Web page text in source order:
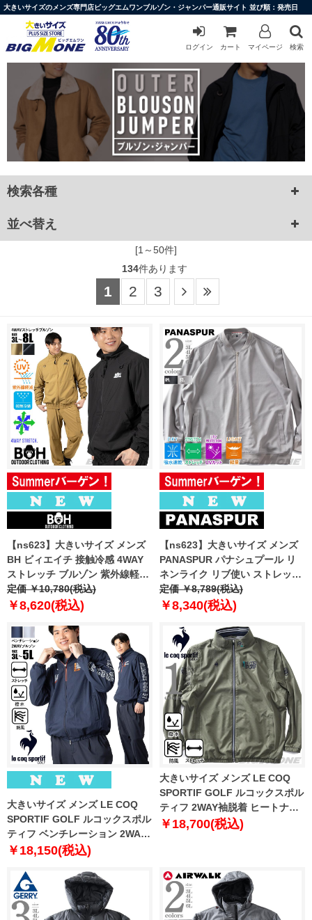
大きいサイズのメンズ専門店ビッグエムワンブルゾン・ジャンパー通販サイト 並び順：発売日
ログイン カート マイページ 検索
検索各種
並べ替え
[1～50件]
134件あります
1 2 3
【ns623】大きいサイズ メンズ
BH ビィエイチ 接触冷感 4WAY
ストレッチ ブルゾン 紫外線軽減
春夏新作 bhb-260101 【fre】
定価 ￥10,780(税込)
￥8,620(税込)
【ns623】大きいサイズ メンズ
PANASPUR パナシュプール リ
ネンライク リブ使い ストレッチ
ブルゾン 軽量 吸水速乾 UVカッ
ト 春夏新作 6402-654zs
定価 ￥8,789(税込)
￥8,340(税込)
大きいサイズ メンズ LE COQ
SPORTIF GOLF ルコックスポル
ティフ ベンチレーション 2WAY
ブルゾン ストレッチ 撥水 防風
￥18,150(税込)
大きいサイズ メンズ LE COQ
SPORTIF GOLF ルコックスポル
ティフ 2WAY袖脱着 ヒートナビ
ブルゾン 防風 撥水 ストレッチ
￥18,700(税込)